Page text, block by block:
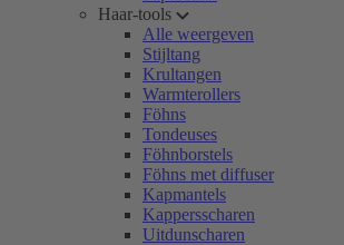
Haar-tools
Alle weergeven
Stijltang
Krultangen
Warmterollers
Föhns
Tondeuses
Föhnborstels
Föhns met diffuser
Kapmantels
Kappersscharen
Uitdunscharen